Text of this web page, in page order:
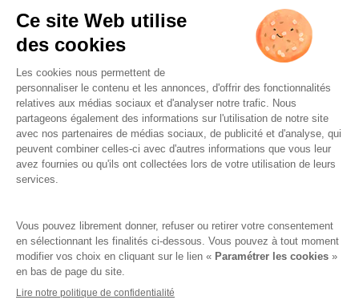
MODÉRATION.
Famille Lafage
RGPD – Politique de confidentialité